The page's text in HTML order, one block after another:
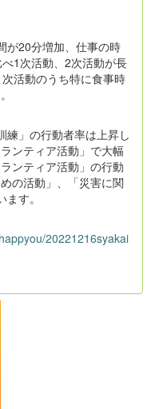
が20分増加、仕事の時
1次活動、2次活動が長
活動のうち特に食事時
」の行動者率は上昇し
ンティア活動」で大幅
ンティア活動」の行動
の活動」、「災害に関
す。
20221216syakai